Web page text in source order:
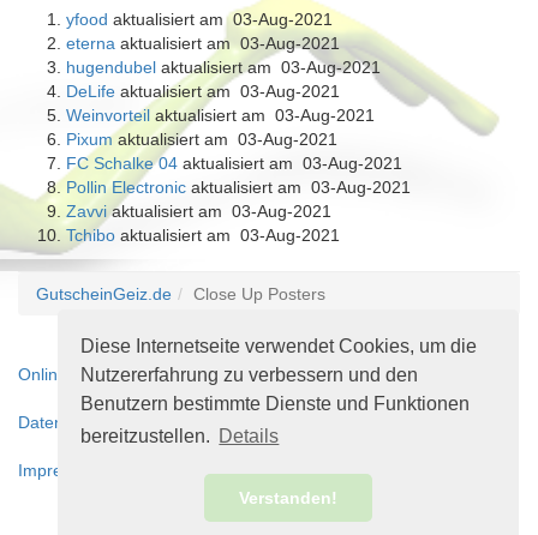
Diese Internetseite verwendet Cookies, um die
Nutzererfahrung zu verbessern und den
Benutzern bestimmte Dienste und Funktionen
bereitzustellen. Details
Verstanden!
yfood aktualisiert am 03-Aug-2021
eterna aktualisiert am 03-Aug-2021
hugendubel aktualisiert am 03-Aug-2021
DeLife aktualisiert am 03-Aug-2021
Weinvorteil aktualisiert am 03-Aug-2021
Pixumaktualisiert am 03-Aug-2021
FC Schalke 04 aktualisiert am 03-Aug-2021
Pollin Electronic aktualisiert am 03-Aug-2021
Zavviaktualisiert am 03-Aug-2021
Tchibo aktualisiert am 03-Aug-2021
GutscheinGeiz.de Close Up Posters
Online-Streitbeilegungsplattform
Datenschutzerklärung
Impressum
© 2010 - 2018 GutscheinGeiz.de